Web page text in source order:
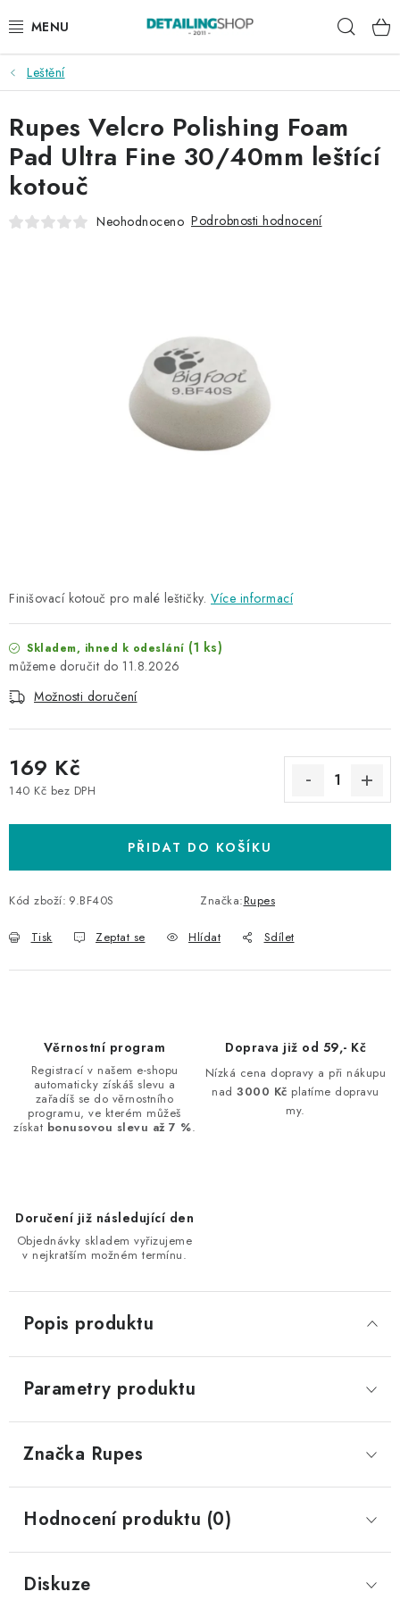
na
AKCE
NOVINKY
EXTERIÉR
INTERIÉR
Věrnostní program
Všeobecné obchodní podmínky
Podmínky ochrany osobních údajů
Mapa serveru
Leštění
Finišovací kotouč pro malé leštičky. Více informací
Skladem, ihned k odeslání (1 ks)
11.8.2026
Možnosti doručení
169 Kč
140 Kč bez DPH
PŘIDAT DO KOŠÍKU
Kód zboží: 9.BF40S Značka:Rupes
Tisk Zeptat se Hlídat Sdílet
Rupes Velcro Polishing Foam
Pad Ultra Fine 30/40mm leštící
kotouč
Neohodnoceno Podrobnosti hodnocení
Věrnostní program
Registrací v našem e-shopu
automaticky získáš slevu a
zařadíš se do věrnostního
programu, ve kterém můžeš
získat bonusovou slevu až 7 %.
Doprava již od 59,- Kč
Nízká cena dopravy a při nákupu
nad3000 Kč platíme dopravu
my.
Doručení již následující den
Objednávky skladem vyřizujeme
v nejkratším možném termínu.
Popis produktu
Parametry produktu
Značka Rupes
Hodnocení produktu (0)
Diskuze